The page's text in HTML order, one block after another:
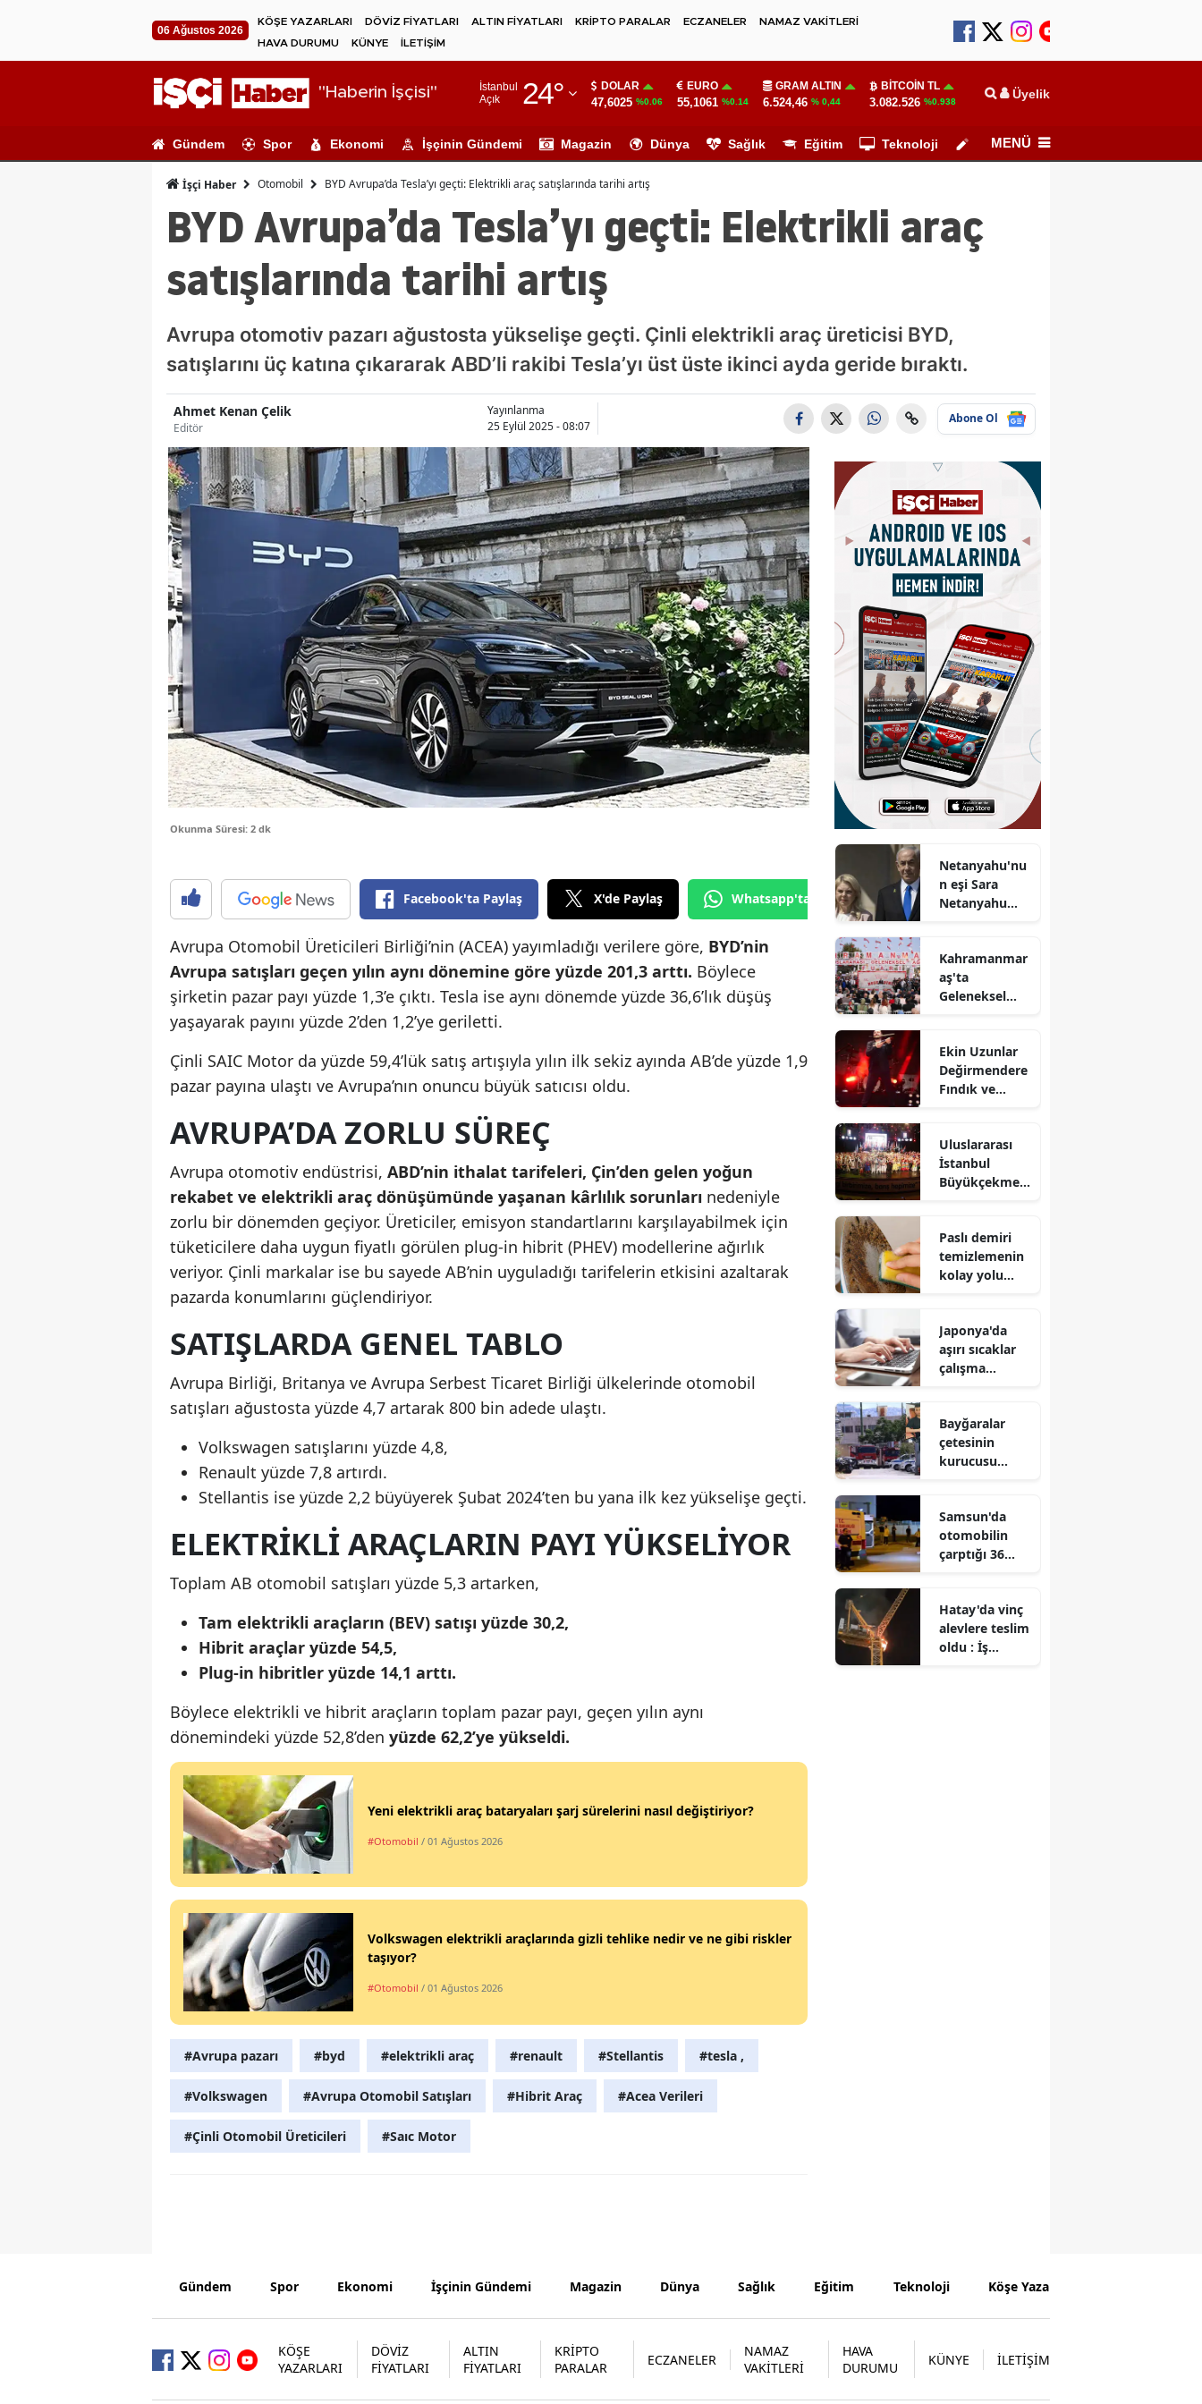
06 Ağustos 2026
KÖŞE YAZARLARI DÖVİZ FİYATLARI ALTIN FİYATLARI KRİPTO PARALAR ECZANELER
NAMAZ VAKİTLERİ
HAVA DURUMU
KÜNYE İLETİŞİM
"Haberin İşçisi"
İstanbul
Açık
24°
Adıyaman
Ağrı
Ankara
Antalya
Aydın
Bilecik
Bingöl
Bitlis
Bolu
Burdur
Bursa
Çanakkale
Çankırı
Çorum
Denizli
Diyarbakır
Erzincan
Eskişehir
Gaziantep
Gümüşhane
Isparta
Mersin
İstanbul
Kars
Kastamonu
Kayseri
Konya
Kütahya
Malatya
Mardin
Muş
Nevşehir
Niğde
Sakarya
Siirt
Sinop
Tunceli
Uşak
Van
DOLAR
47,6025 %0.06
EURO
55,1061 %0.14
GRAM ALTIN
6.524,46 % 0,44
BITCOIN TL
3.082.526 %0.938 Üyelik
Gündem Spor Ekonomi İşçinin Gündemi Magazin Dünya Sağlık Eğitim Teknoloji Köşe Yazarları
MENÜ
İşçi Haber Otomobil BYD Avrupa’da Tesla’yı geçti: Elektrikli araç satışlarında tarihi artış
BYD Avrupa’da Tesla’yı geçti: Elektrikli araç
satışlarında tarihi artış
Avrupa otomotiv pazarı ağustosta yükselişe geçti. Çinli elektrikli araç üreticisi BYD,
satışlarını üç katına çıkararak ABD’li rakibi Tesla’yı üst üste ikinci ayda geride bıraktı.
Ahmet Kenan Çelik
Editör
Yayınlanma
25 Eylül 2025 - 08:07
Abone Ol
Okunma Süresi: 2 dk
Facebook'ta Paylaş X'de Paylaş Whatsapp'tan Gönder
Avrupa Otomobil Üreticileri Birliği’nin (ACEA) yayımladığı verilere göre, BYD’nin
Avrupa satışları geçen yılın aynı dönemine göre yüzde 201,3 arttı. Böylece
şirketin pazar payı yüzde 1,3’e çıktı. Tesla ise aynı dönemde yüzde 36,6’lık düşüş
yaşayarak payını yüzde 2’den 1,2’ye geriletti.
Çinli SAIC Motor da yüzde 59,4’lük satış artışıyla yılın ilk sekiz ayında AB’de yüzde 1,9
pazar payına ulaştı ve Avrupa’nın onuncu büyük satıcısı oldu.
AVRUPA’DA ZORLU SÜREÇ
Avrupa otomotiv endüstrisi, ABD’nin ithalat tarifeleri, Çin’den gelen yoğun
rekabet ve elektrikli araç dönüşümünde yaşanan kârlılık sorunları nedeniyle
zorlu bir dönemden geçiyor. Üreticiler, emisyon standartlarını karşılayabilmek için
tüketicilere daha uygun fiyatlı görülen plug-in hibrit (PHEV) modellerine ağırlık
veriyor. Çinli markalar ise bu sayede AB’nin uyguladığı tarifelerin etkisini azaltarak
pazarda konumlarını güçlendiriyor.
SATIŞLARDA GENEL TABLO
Avrupa Birliği, Britanya ve Avrupa Serbest Ticaret Birliği ülkelerinde otomobil
satışları ağustosta yüzde 4,7 artarak 800 bin adede ulaştı.
Volkswagen satışlarını yüzde 4,8,
Renault yüzde 7,8 artırdı.
Stellantis ise yüzde 2,2 büyüyerek Şubat 2024’ten bu yana ilk kez yükselişe geçti.
ELEKTRİKLİ ARAÇLARIN PAYI YÜKSELİYOR
Toplam AB otomobil satışları yüzde 5,3 artarken,
Tam elektrikli araçların (BEV) satışı yüzde 30,2,
Hibrit araçlar yüzde 54,5,
Plug-in hibritler yüzde 14,1 arttı.
Böylece elektrikli ve hibrit araçların toplam pazar payı, geçen yılın aynı
dönemindeki yüzde 52,8’den yüzde 62,2’ye yükseldi.
Yeni elektrikli araç bataryaları şarj sürelerini nasıl değiştiriyor?
#Otomobil / 01 Ağustos 2026
Volkswagen elektrikli araçlarında gizli tehlike nedir ve ne gibi riskler
taşıyor?
#Otomobil / 01 Ağustos 2026
#Avrupa pazarı #byd #elektrikli araç #renault #Stellantis #tesla ,
#Volkswagen #Avrupa Otomobil Satışları #Hibrit Araç #Acea Verileri
#Çinli Otomobil Üreticileri #Saıc Motor
Netanyahu'nu
n eşi Sara
Netanyahu
çarpıcı
suçlamalar
Kahramanmar
aş'ta
Geleneksel
Ekin Uzunlar
Değirmendere
Fındık ve
kemençeyle
şov yaptı
Uluslararası
İstanbul
Büyükçekmec
bitti mi?
Paslı demiri
temizlemenin
kolay yolu
Japonya'da
aşırı sıcaklar
çalışma
Bayğaralar
çetesinin
kurucusu
teslim edildi
Samsun'da
otomobilin
çarptığı 36
kaybetti
Hatay'da vinç
alevlere teslim
oldu : İş
Gündem Spor Ekonomi İşçinin Gündemi Magazin Dünya Sağlık Eğitim Teknoloji Köşe Yazarları
KÖŞE
YAZARLARI
DÖVİZ
FİYATLARI
ALTIN
FİYATLARI
KRİPTO
PARALAR
ECZANELER
NAMAZ
VAKİTLERİ
HAVA
DURUMU
KÜNYE İLETİŞİM